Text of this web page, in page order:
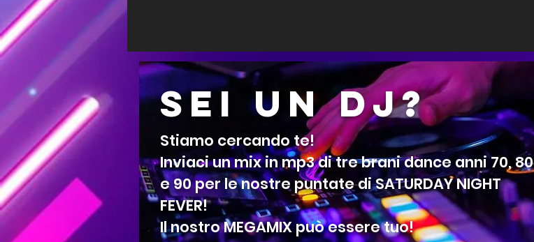
SEI UN DJ?
Stiamo cercando te!
Inviaci un mix in mp3 di tre brani dance anni 70, 80
e 90 per le nostre puntate di SATURDAY NIGHT
FEVER!
Il nostro MEGAMIX può essere tuo!